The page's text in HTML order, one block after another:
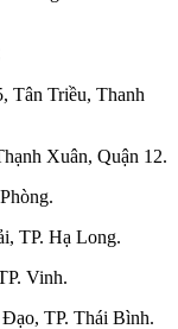
Tân Triều, Thanh
Xuân, Quận 12.
TP. Hạ Long.
Vinh.
TP. Thái Bình.